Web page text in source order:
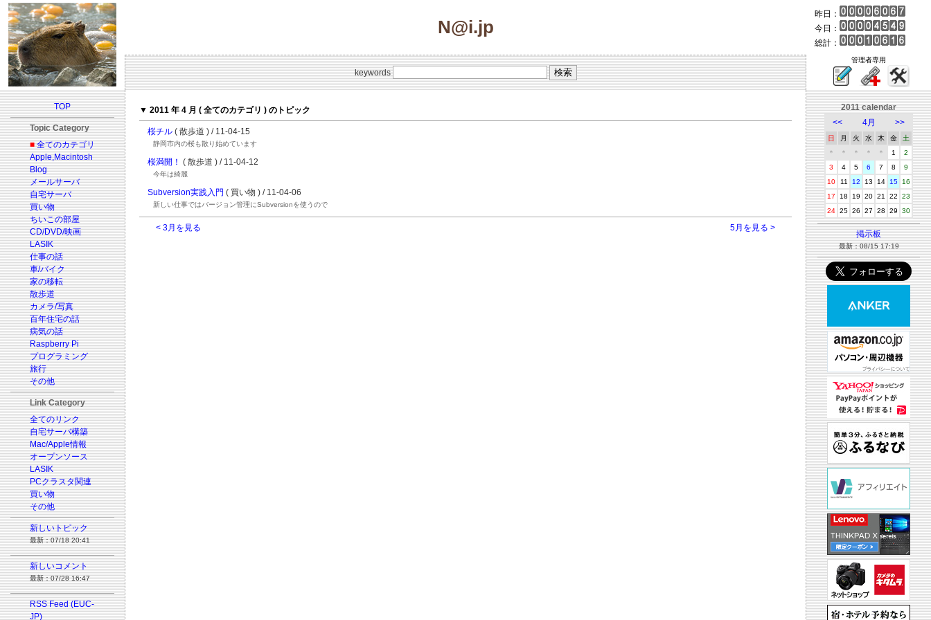
N@i.jp
昨日：
今日：
総計：
keywords
管理者専用
TOP
Topic Category
■ 全てのカテゴリ
Apple,Macintosh
Blog
メールサーバ
自宅サーバ
買い物
ちいこの部屋
CD/DVD/映画
LASIK
仕事の話
車/バイク
家の移転
散歩道
カメラ/写真
百年住宅の話
病気の話
Raspberry Pi
プログラミング
旅行
その他
Link Category
全てのリンク
自宅サーバ構築
Mac/Apple情報
オープンソース
LASIK
PCクラスタ関連
買い物
その他
新しいトピック
最新：07/18 20:41
新しいコメント
最新：07/28 16:47
RSS Feed (EUC-
JP)
▼ 2011 年 4 月 ( 全てのカテゴリ ) のトピック
桜チル ( 散歩道 ) / 11-04-15
静岡市内の桜も散り始めています
桜満開！ ( 散歩道 ) / 11-04-12
今年は綺麗
Subversion実践入門 ( 買い物 ) / 11-04-06
新しい仕事ではバージョン管理にSubversionを使うので
< 3月を見る 5月を見る >
2011 calendar
<<
4月 >>
日 月 火 水 木 金
土
＊
＊ ＊ ＊ ＊ 1
2
3
4 5 6 7 8
9
10
11 12 13 14 15
16
17
18 19 20 21 22
23
24 25 26 27 28 29 30
掲示板
最新：08/15 17:19